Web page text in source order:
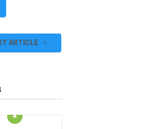
ARTICLE